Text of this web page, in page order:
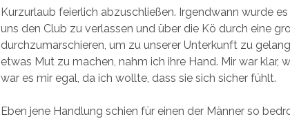
Kurzurlaub feierlich abzuschließen. Irgendwann wurde
uns den Club zu verlassen und über die Kö durch eine
durchzumarschieren, um zu unserer Unterkunft zu
etwas Mut zu machen, nahm ich ihre Hand. Mir war klar,
war es mir egal, da ich wollte, dass sie sich sicher fühlt.
Eben jene Handlung schien für einen der Männer so